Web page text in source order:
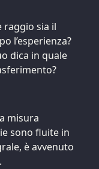
raggio sia il
l’esperienza?
dica in quale
misura
sono fluite in
è avvenuto